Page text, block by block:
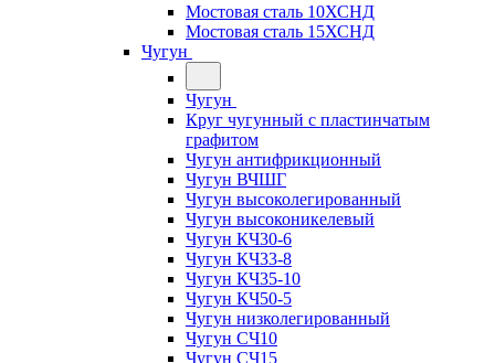
Мостовая сталь 10ХСНД
Мостовая сталь 15ХСНД
Чугун
Чугун
Круг чугунный с пластинчатым
графитом
Чугун антифрикционный
Чугун ВЧШГ
Чугун высоколегированный
Чугун высоконикелевый
Чугун КЧ30-6
Чугун КЧ33-8
Чугун КЧ35-10
Чугун КЧ50-5
Чугун низколегированный
Чугун СЧ10
Чугун СЧ15